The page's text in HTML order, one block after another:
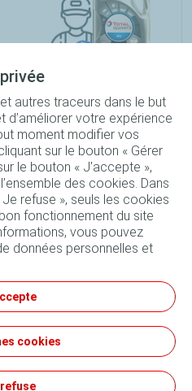
50 bidon 5L + Filtre à huile
Réserver
d'utilisation
cookies
de vente
autres traceurs dans le but
d’améliorer votre expérience
moment modifier vos
sur le bouton « Gérer
le bouton « J’accepte »,
des cookies. Dans
refuse », seuls les cookies
fonctionnement du site
vous pouvez
données personnelles et
cookies